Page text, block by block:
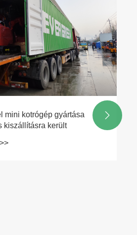
mini kotrógép gyártása
kiszállításra került
